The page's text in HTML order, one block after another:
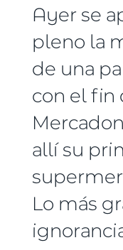
Ayer se
pleno la
de una
con el fin
allí su
Lo más